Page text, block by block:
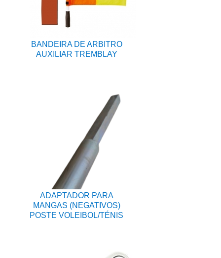
BANDEIRA DE ARBITRO
AUXILIAR TREMBLAY
ADAPTADOR PARA
MANGAS (NEGATIVOS)
POSTE VOLEIBOL/TÉNIS